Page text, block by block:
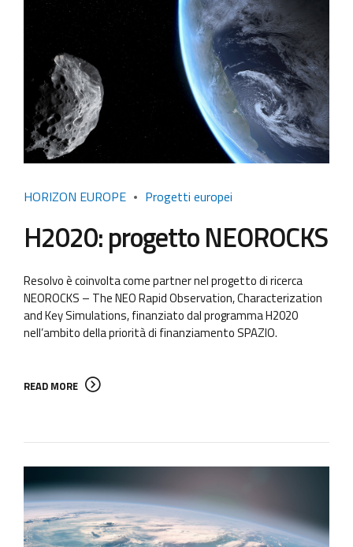
HORIZON EUROPE Progetti europei
H2020: progetto NEOROCKS
Resolvo è coinvolta come partner nel progetto di ricerca
NEOROCKS – The NEO Rapid Observation, Characterization
and Key Simulations, finanziato dal programma H2020
nell’ambito della priorità di finanziamento SPAZIO.
READ MORE